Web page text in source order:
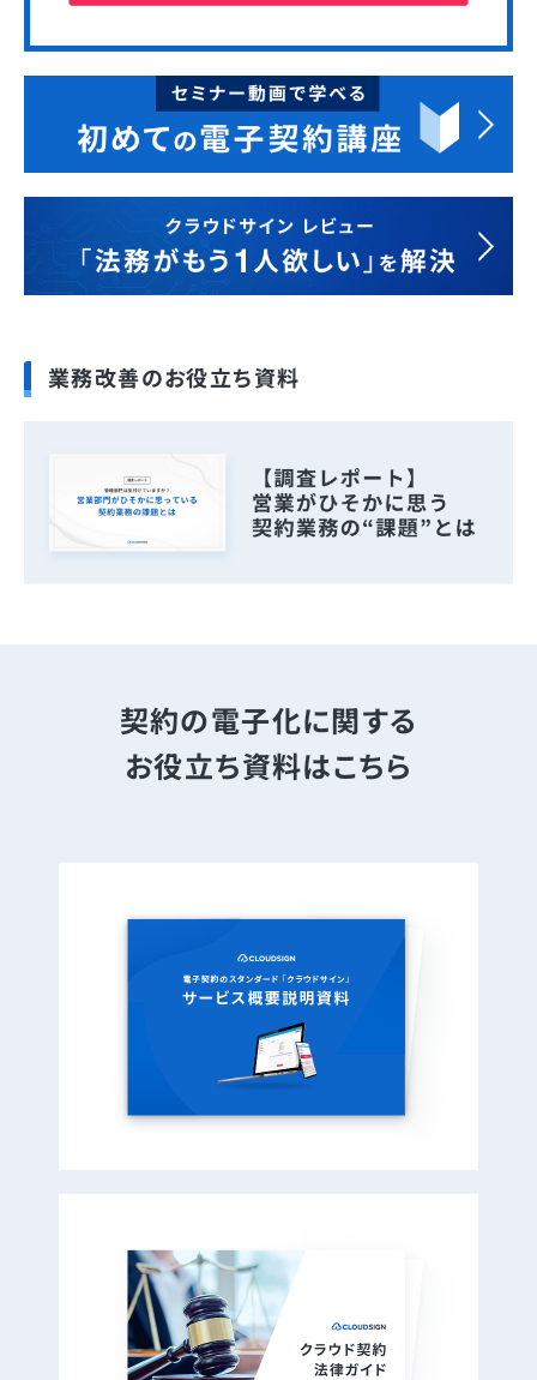
業務改善のお役立ち資料
契約の電子化に関する
お役立ち資料はこちら